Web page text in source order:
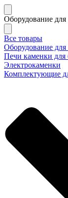
Оборудование для
Все товары
Оборудование для
Печи каменки для
Электрокаменки
Комплектующие